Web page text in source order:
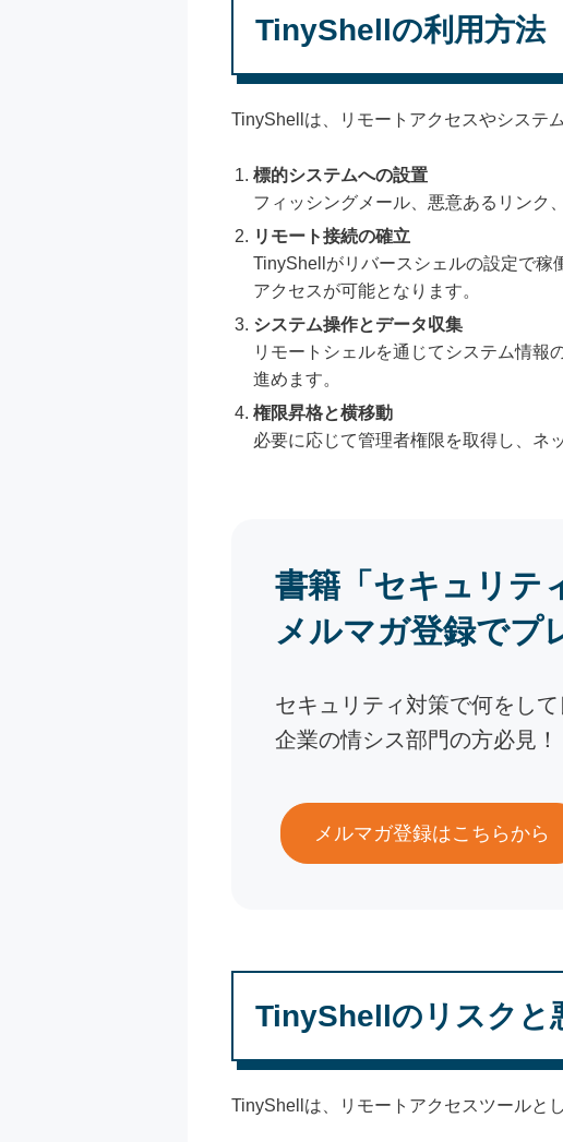
TinyShellの利用方法
TinyShellは、リモートアクセスやシステ
標的システムへの設置
フィッシングメール、悪意あるリンク
リモート接続の確立
TinyShellがリバースシェルの設定で稼
アクセスが可能となります。
システム操作とデータ収集
リモートシェルを通じてシステム情報
進めます。
権限昇格と横移動
必要に応じて管理者権限を取得し、ネ
書籍「セキュリテ
メルマガ登録でプ
セキュリティ対策で何をし
企業の情シス部門の方必見！
メルマガ登録はこちらから
TinyShellのリスクと
TinyShellは、リモートアクセスツールと